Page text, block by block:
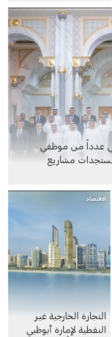
الخطرة
عدداً من موظفي
مشاريع
الاقتصاد
التجارة الخارجية غير
النفطية لإمارة أبوظبي